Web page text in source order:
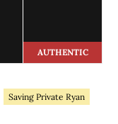
AUTHENTIC
Saving Private Ryan